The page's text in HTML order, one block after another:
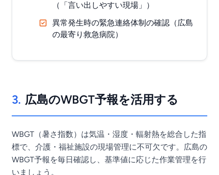
（「言い出しやすい現場」）
異常発生時の緊急連絡体制の確認（広島
の最寄り救急病院）
3. 広島のWBGT予報を活用する
WBGT（暑さ指数）は気温・湿度・輻射熱を総合した指
標で、介護・福祉施設の現場管理に不可欠です。広島の
WBGT予報を毎日確認し、基準値に応じた作業管理を行
いましょう。